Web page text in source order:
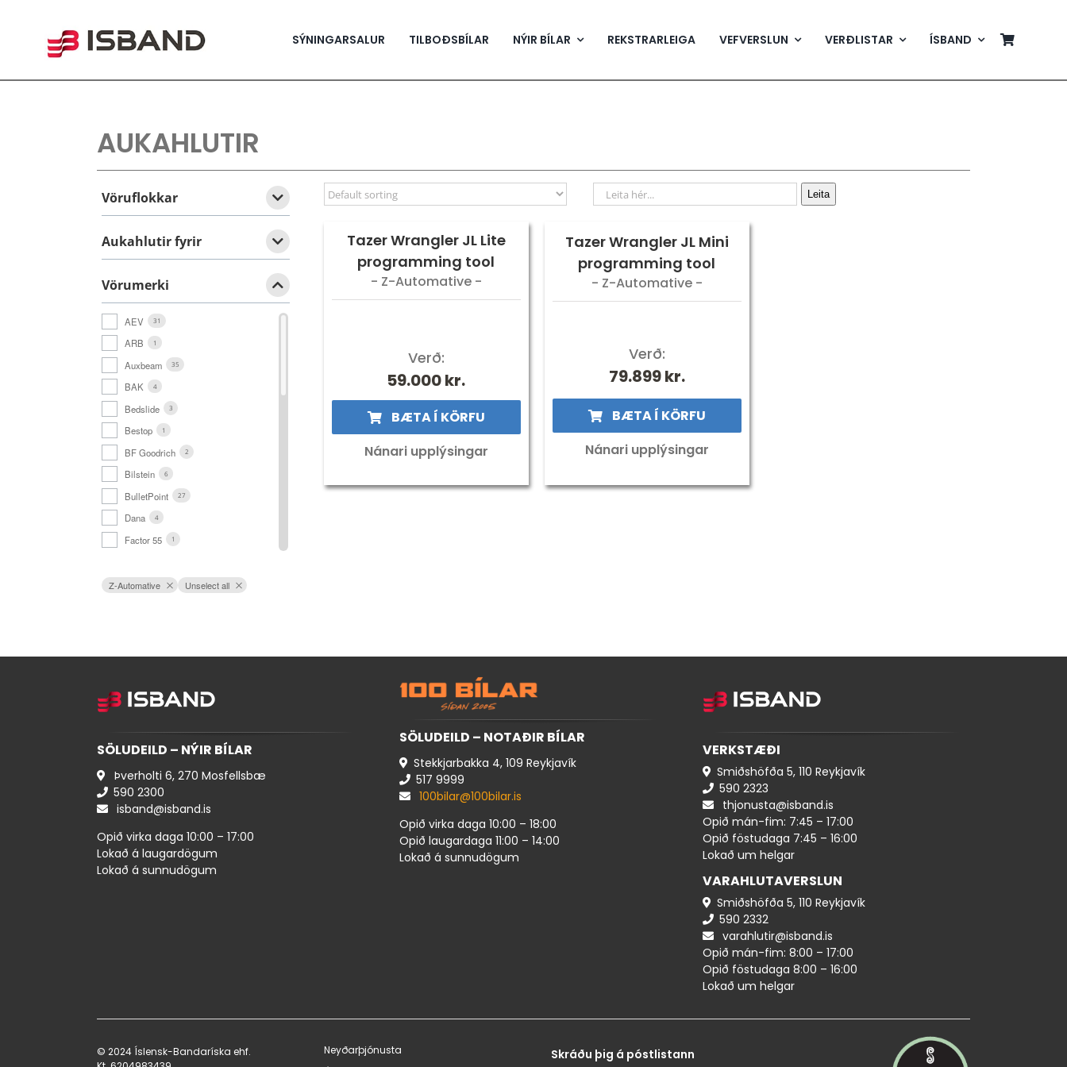
SÝNINGARSALUR TILBOÐSBÍLAR NÝIR BÍLAR REKSTRARLEIGA VEFVERSLUN VERÐLISTAR ÍSBAND
AUKAHLUTIR
Vöruflokkar
Aukahlutir fyrir
Vörumerki
AEV 31
ARB 1
Auxbeam 35
BAK 4
Bedslide 3
Bestop 1
BF Goodrich 2
Bilstein 6
BulletPoint 27
Dana 4
Factor 55 1
Firestone 5
KC 1
Knawier 1
Leapmotor
Lund 1
Metalcloak
NorthRidge4X4 16
Z-Automative Unselect all
Leita
Tazer Wrangler JL Lite
programming tool
- Z-Automative -
Verð:
59.000kr.
BÆTA Í KÖRFU
Nánari upplýsingar
Tazer Wrangler JL Mini
programming tool
- Z-Automative -
Verð:
79.899kr.
BÆTA Í KÖRFU
Nánari upplýsingar
SÖLUDEILD – NÝIR BÍLAR
Þverholti 6, 270 Mosfellsbæ
590 ​2300
isband@isband.is
Opið virka daga 10:00 – 17:00
Lokað á laugardögum
Lokað á sunnudögum
SÖLUDEILD – NOTAÐIR BÍLAR
Stekkjarbakka 4, 109 Reykjavík
517 ​9999
100bilar@100bilar.is
Opið virka daga 10:00 – 18:00
Opið laugardaga 11:00 – 14:00
Lokað á sunnudögum
VERKSTÆÐI
Smiðshöfða 5, 110 Reykjavík
590 ​​2323
thjonusta@isband.is
Opið mán-fim: 7:45 – 17:00
Opið föstudaga 7:45 – 16:00
Lokað um helgar
VARAHLUTAVERSLUN
Smiðshöfða 5, 110 Reykjavík
590 ​2332
varahlutir@isband.is
Opið mán-fim: 8:00 – 17:00
Opið föstudaga 8:00 – 16:00
Lokað um helgar
© 2024 Íslensk-Bandaríska ehf.
Neyðarþjónusta
Skráðu þig á póstlistann